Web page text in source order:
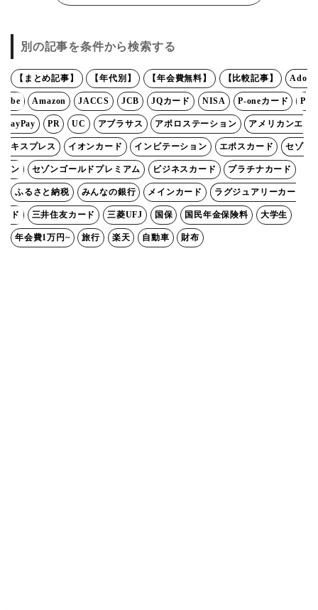
別の記事を条件から検索する
【まとめ記事】 【年代別】 【年会費無料】 【比較記事】 Ado
be Amazon JACCS JCB JQカード NISA P-oneカード P
ayPay PR UC アブラサス アポロステーション アメリカンエ
キスプレス イオンカード インビテーション エポスカード セゾ
ン セゾンゴールドプレミアム ビジネスカード プラチナカード
ふるさと納税 みんなの銀行 メインカード ラグジュアリーカー
ド 三井住友カード 三菱UFJ 国保 国民年金保険料 大学生
年会費1万円~ 旅行 楽天 自動車 財布